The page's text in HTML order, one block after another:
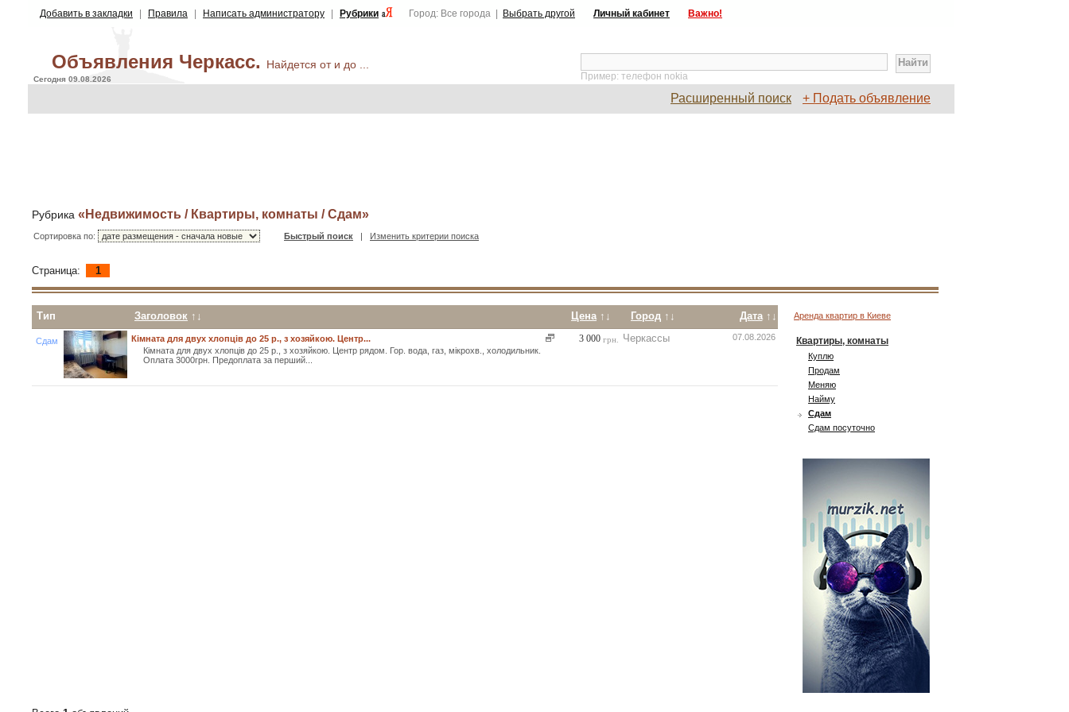
Добавить в закладки Правила Написать администратору Рубрики Город: Все города | Выбрать другой Личный кабинет Важно!
Объявления Черкасс. Найдется от и до ...
Сегодня 09.08.2026 Пример: телефон nokia
Расширенный поиск + Подать объявление
Рубрика «Недвижимость / Квартиры, комнаты / Сдам»
Сортировка по: Быстрый поиск | Изменить критерии поиска
Страница: 1
Тип Заголовок ↑↓ Цена ↑↓ Город ↑↓ Дата ↑↓
Сдам
Кімната для двух хлопців до 25 р., з хозяйкою. Центр...
Кімната для двух хлопців до 25 р., з хозяйкою. Центр рядом. Гор. вода, газ, мікрохв., холодильник.
Оплата 3000грн. Предоплата за перший...
грн.
3 000 Черкассы 07.08.2026
Аренда квартир в Киеве
Квартиры, комнаты
Куплю
Продам
Меняю
Найму
Сдам
Сдам посуточно